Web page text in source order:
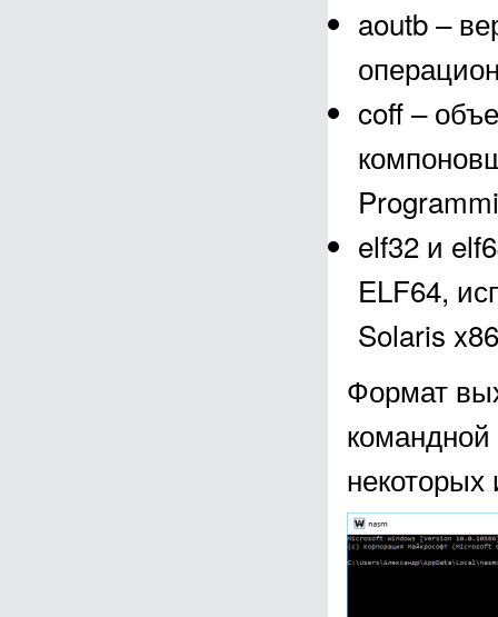
aoutb –
coff –
elf32 и
ELF64,
Solaris
Формат
некоторых